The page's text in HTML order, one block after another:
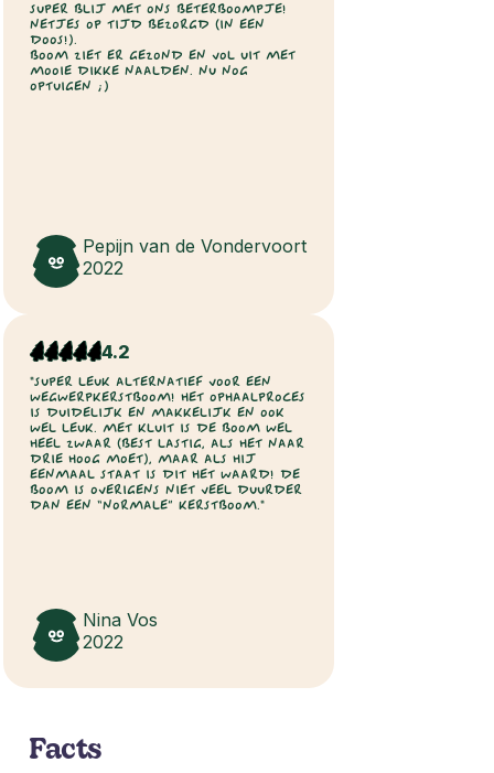
SUPER BLIJ MET ONS BETERBOOMPJE!
NETJES OP TIJD BEZORGD (IN EEN
DOOS!).
BOOM ZIET ER GEZOND EN VOL UIT MET
MOOIE DIKKE NAALDEN. NU NOG
OPTUIGEN ;)
Pepijn van de Vondervoort
2022
4.2
"SUPER LEUK ALTERNATIEF VOOR EEN
WEGWERPKERSTBOOM! HET OPHAALPROCES
IS DUIDELIJK EN MAKKELIJK EN OOK
WEL LEUK. MET KLUIT IS DE BOOM WEL
HEEL ZWAAR (BEST LASTIG, ALS HET NAAR
DRIE HOOG MOET), MAAR ALS HIJ
EENMAAL STAAT IS DIT HET WAARD! DE
BOOM IS OVERIGENS NIET VEEL DUURDER
DAN EEN “NORMALE” KERSTBOOM."
Nina Vos
2022
Facts